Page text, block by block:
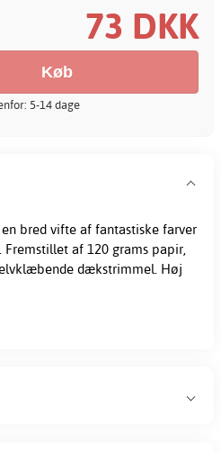
73 DKK
5-14 dage
bred vifte af fantastiske farver
af 120 grams papir,
dækstrimmel. Høj